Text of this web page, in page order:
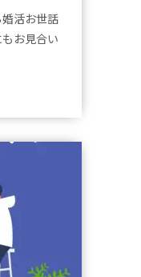
活お世話
お見合い